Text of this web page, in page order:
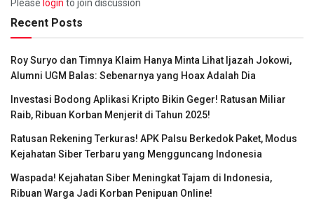
Please login to join discussion
Recent Posts
Roy Suryo dan Timnya Klaim Hanya Minta Lihat Ijazah Jokowi,
Alumni UGM Balas: Sebenarnya yang Hoax Adalah Dia
Investasi Bodong Aplikasi Kripto Bikin Geger! Ratusan Miliar
Raib, Ribuan Korban Menjerit di Tahun 2025!
Ratusan Rekening Terkuras! APK Palsu Berkedok Paket, Modus
Kejahatan Siber Terbaru yang Mengguncang Indonesia
Waspada! Kejahatan Siber Meningkat Tajam di Indonesia,
Ribuan Warga Jadi Korban Penipuan Online!